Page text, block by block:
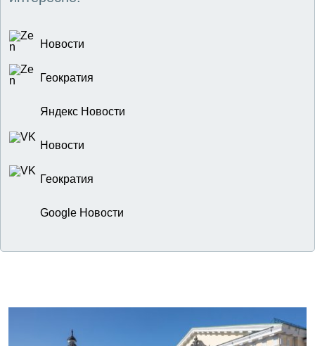
Новости
Геократия
Яндекс Новости
Новости
Геократия
Google Новости